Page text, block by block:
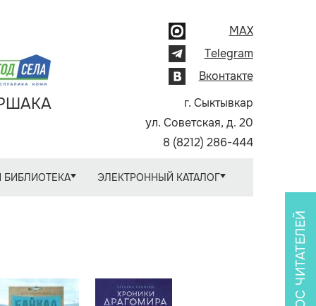
MAX
Telegram
Вконтакте
г. Сыктывкар
ул. Советская, д. 20
8 (8212) 286-444
БИБЛИОТЕКА ЭЛЕКТРОННЫЙ КАТАЛОГ
ОПРОС ЧИТАТЕЛЕЙ